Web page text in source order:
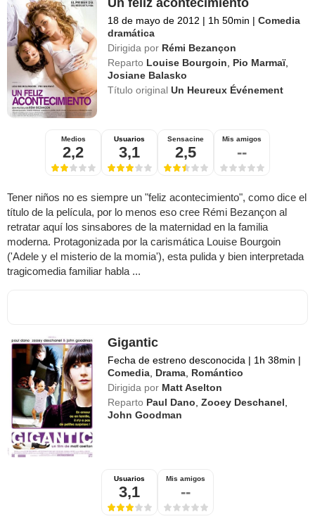
18 de mayo de 2012 | 1h 50min | Comedia
dramática
Dirigida por Rémi Bezançon
Reparto Louise Bourgoin Pio Marmaï,
Josiane Balasko
Título originalUn Heureux Événement
Medios
2,2
Usuarios
3,1
Sensacine
2,5
Mis amigos
--
Tener niños no es siempre un "feliz acontecimiento", como dice el
título de la película, por lo menos eso cree Rémi Bezançon al
retratar aquí los sinsabores de la maternidad en la familia
moderna. Protagonizada por la carismática Louise Bourgoin
('Adele y el misterio de la momia'), esta pulida y bien interpretada
tragicomedia familiar habla ...
Gigantic
Fecha de estreno desconocida | 1h 38min |
Comedia Drama Romántico
Dirigida por Matt Aselton
Reparto Paul Dano ,Zooey Deschanel
John Goodman
Usuarios
3,1
Mis amigos
--